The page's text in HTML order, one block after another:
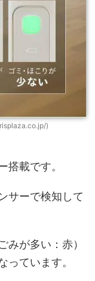
)
搭載です。
サーで検知して
みが多い：赤）
っています。